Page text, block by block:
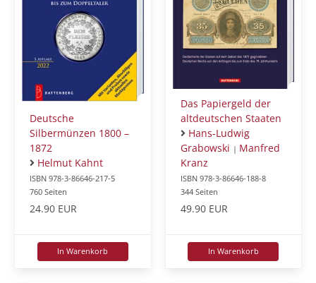
Deutsche
Silbermünzen 1800 –
1872
Helmut Kahnt
ISBN 978-3-86646-217-5
760 Seiten
24.90 EUR
In Warenkorb
Das Papiergeld der
altdeutschen Staaten
Hans-Ludwig
Grabowski | Manfred
Kranz
ISBN 978-3-86646-188-8
344 Seiten
49.90 EUR
In Warenkorb